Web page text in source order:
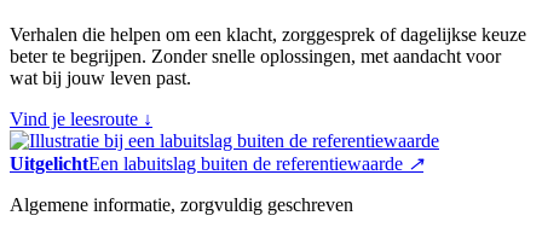
Verhalen die helpen om een klacht, zorggesprek of dagelijkse keuze
beter te begrijpen. Zonder snelle oplossingen, met aandacht voor
wat bij jouw leven past.
Vind je leesroute ↓
UitgelichtEen labuitslag buiten de referentiewaarde ↗
Algemene informatie, zorgvuldig geschreven